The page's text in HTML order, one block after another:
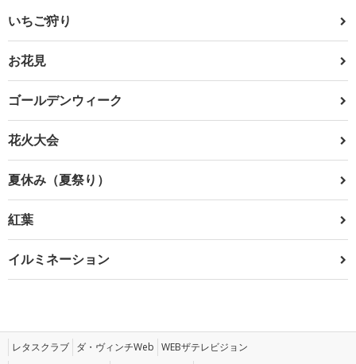
いちご狩り
お花見
ゴールデンウィーク
花火大会
夏休み（夏祭り）
紅葉
イルミネーション
レタスクラブ ダ・ヴィンチWeb WEBザテレビジョン